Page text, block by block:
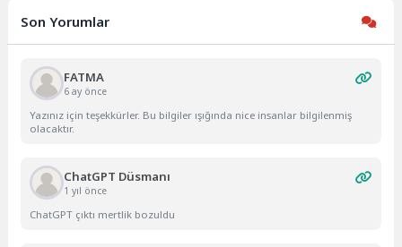
Son Yorumlar
FATMA
6 ay önce
Yazınız için teşekkürler. Bu bilgiler ışığında nice insanlar bilgilenmiş
olacaktır.
ChatGPT Düsmanı
1 yıl önce
ChatGPT çıktı mertlik bozuldu